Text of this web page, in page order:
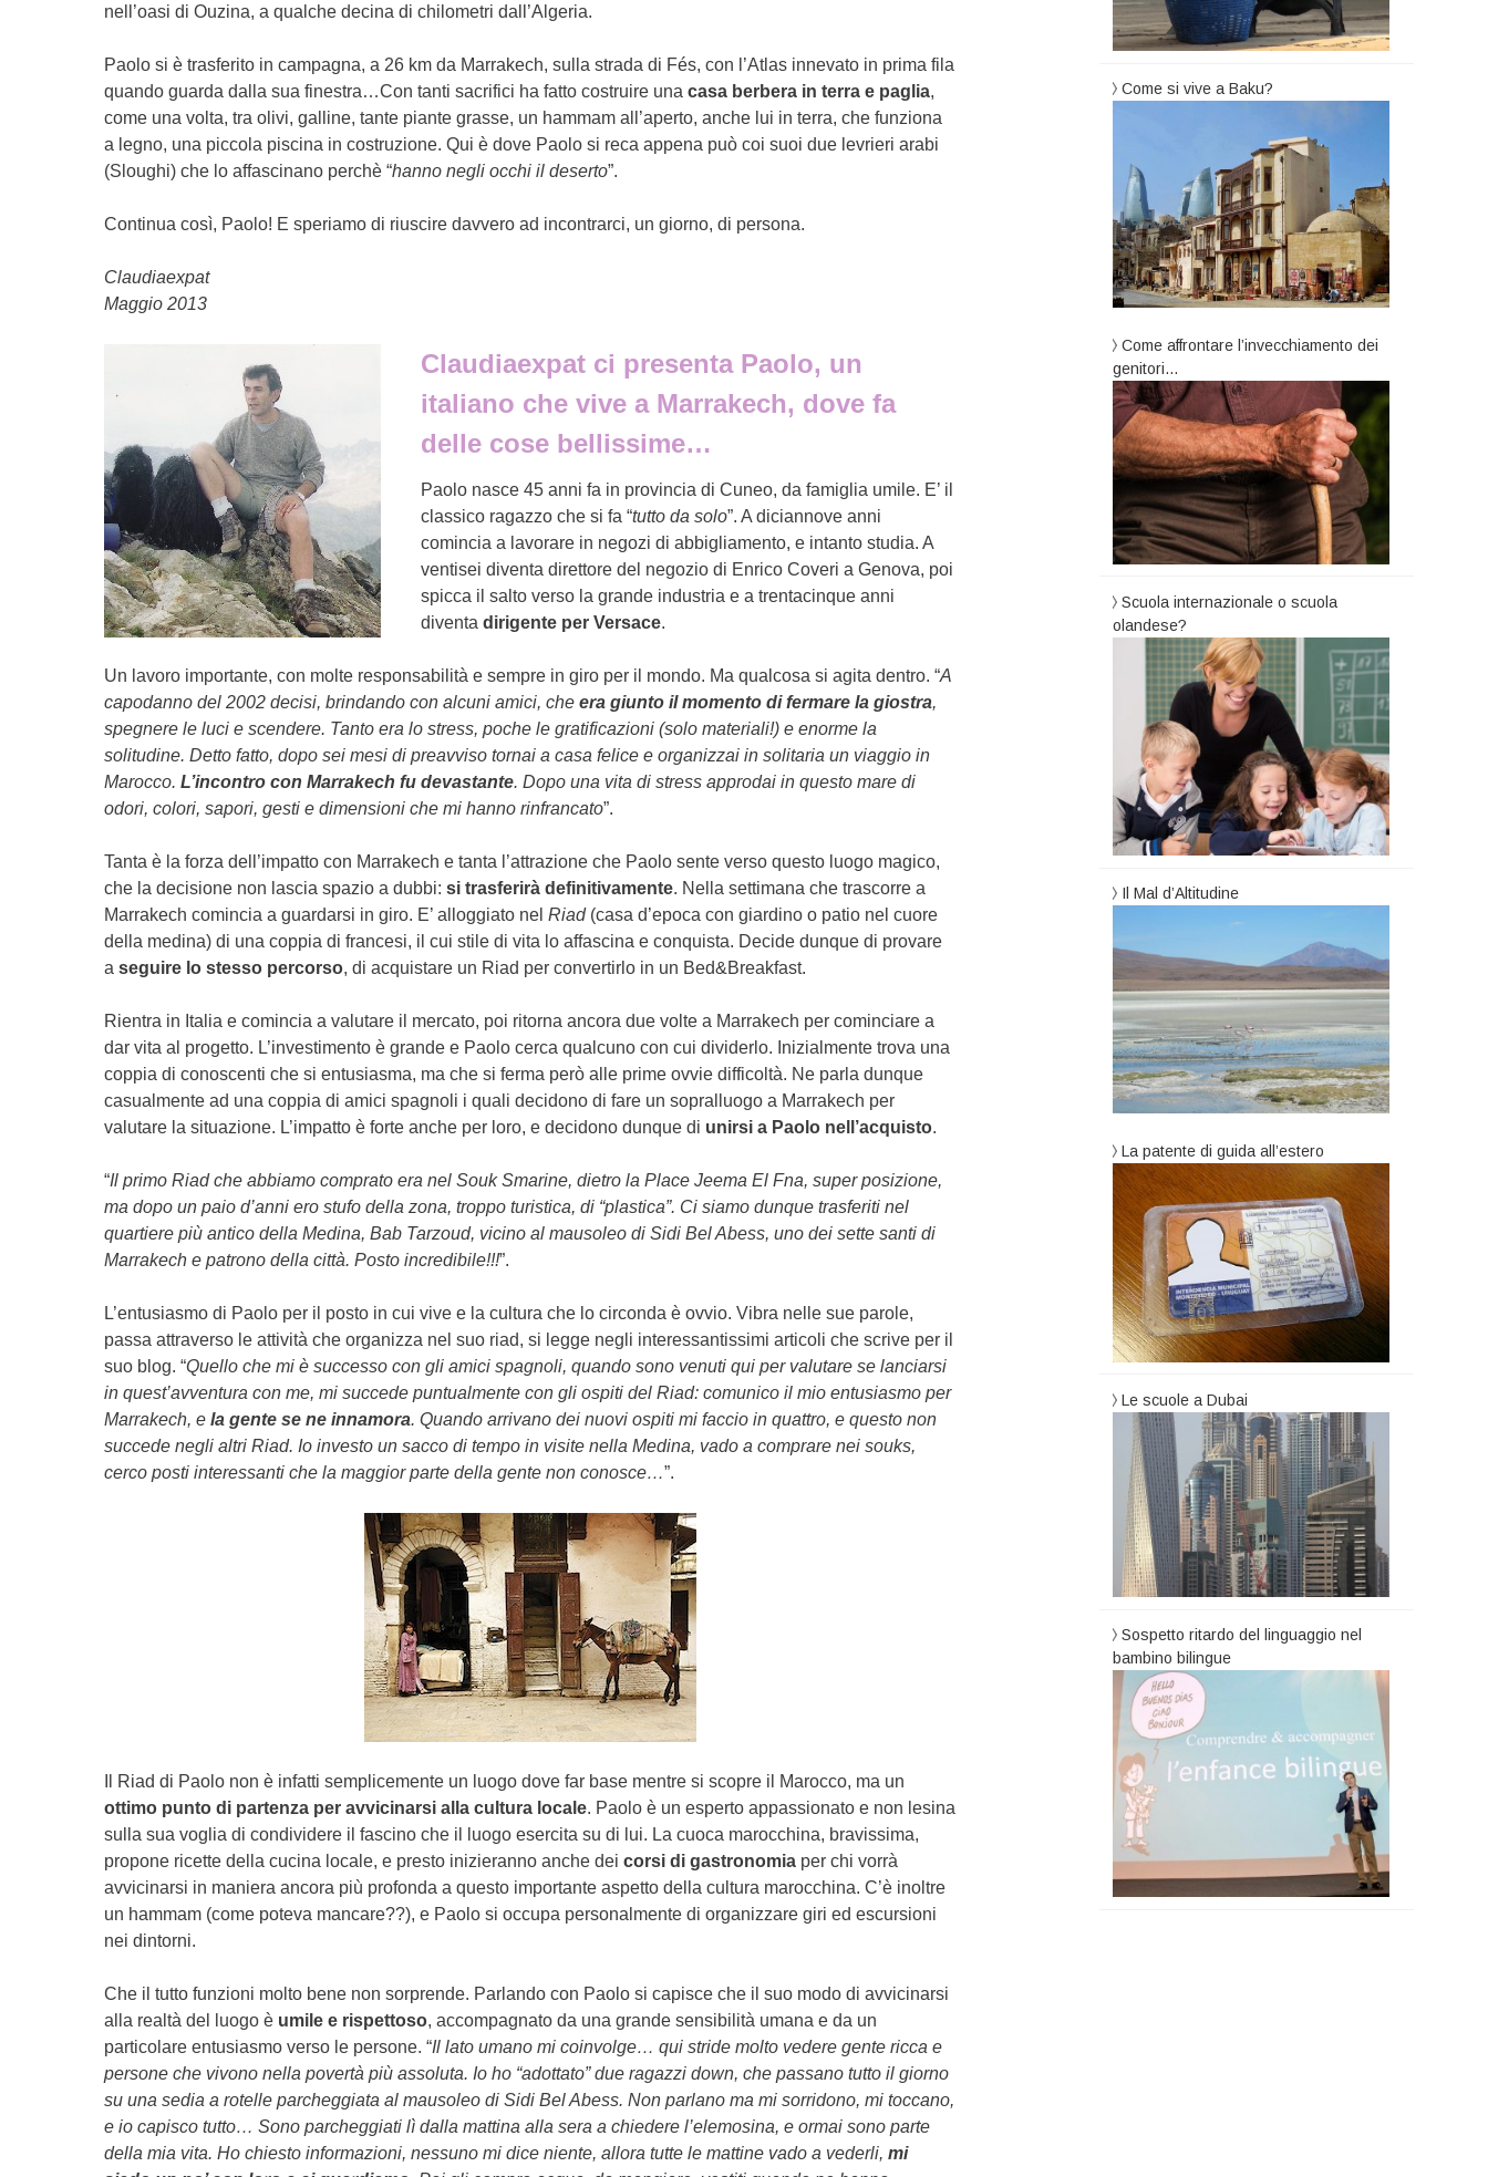
nell’oasi di Ouzina, a qualche decina di chilometri dall’Algeria.
Paolo si è trasferito in campagna, a 26 km da Marrakech, sulla strada di Fés, con l’Atlas innevato in prima fila
quando guarda dalla sua finestra…Con tanti sacrifici ha fatto costruire unacasa berbera in terra e paglia,
come una volta, tra olivi, galline, tante piante grasse, un hammam all’aperto, anche lui in terra, che funziona
a legno, una piccola piscina in costruzione. Qui è dove Paolo si reca appena può coi suoi due levrieri arabi
(Sloughi) che lo affascinano perchè “hanno negli occhi il deserto”.
Continua così, Paolo! E speriamo di riuscire davvero ad incontrarci, un giorno, di persona.
Claudiaexpat
Maggio 2013
Claudiaexpat ci presenta Paolo, un
italiano che vive a Marrakech, dove fa
delle cose bellissime…
Paolo nasce 45 anni fa in provincia di Cuneo, da famiglia umile. E’ il
classico ragazzo che si fa “tutto da solo”. A diciannove anni
comincia a lavorare in negozi di abbigliamento, e intanto studia. A
ventisei diventa direttore del negozio di Enrico Coveri a Genova, poi
spicca il salto verso la grande industria e a trentacinque anni
diventadirigente per Versace.
Un lavoro importante, con molte responsabilità e sempre in giro per il mondo. Ma qualcosa si agita dentro. “A
capodanno del 2002 decisi, brindando con alcuni amici, cheera giunto il momento di fermare la giostra,
spegnere le luci e scendere. Tanto era lo stress, poche le gratificazioni (solo materiali!) e enorme la
solitudine. Detto fatto, dopo sei mesi di preavviso tornai a casa felice e organizzai in solitaria un viaggio in
Marocco.L’incontro con Marrakech fu devastante. Dopo una vita di stress approdai in questo mare di
odori, colori, sapori, gesti e dimensioni che mi hanno rinfrancato”.
Tanta è la forza dell’impatto con Marrakech e tanta l’attrazione che Paolo sente verso questo luogo magico,
che la decisione non lascia spazio a dubbi:si trasferirà definitivamente. Nella settimana che trascorre a
Marrakech comincia a guardarsi in giro. E’ alloggiato nelRiad(casa d’epoca con giardino o patio nel cuore
della medina) di una coppia di francesi, il cui stile di vita lo affascina e conquista. Decide dunque di provare
aseguire lo stesso percorso, di acquistare un Riad per convertirlo in un Bed&Breakfast.
Rientra in Italia e comincia a valutare il mercato, poi ritorna ancora due volte a Marrakech per cominciare a
dar vita al progetto. L’investimento è grande e Paolo cerca qualcuno con cui dividerlo. Inizialmente trova una
coppia di conoscenti che si entusiasma, ma che si ferma però alle prime ovvie difficoltà. Ne parla dunque
casualmente ad una coppia di amici spagnoli i quali decidono di fare un sopralluogo a Marrakech per
valutare la situazione. L’impatto è forte anche per loro, e decidono dunque di unirsi a Paolo nell’acquisto.
“Il primo Riad che abbiamo comprato era nel Souk Smarine, dietro la Place Jeema El Fna, super posizione,
ma dopo un paio d’anni ero stufo della zona, troppo turistica, di “plastica”. Ci siamo dunque trasferiti nel
quartiere più antico della Medina, Bab Tarzoud, vicino al mausoleo di Sidi Bel Abess, uno dei sette santi di
Marrakech e patrono della città. Posto incredibile!!!”.
L’entusiasmo di Paolo per il posto in cui vive e la cultura che lo circonda è ovvio. Vibra nelle sue parole,
passa attraverso le attività che organizza nel suo riad, si legge negli interessantissimi articoli che scrive per il
suo blog. “Quello che mi è successo con gli amici spagnoli, quando sono venuti qui per valutare se lanciarsi
in quest’avventura con me, mi succede puntualmente con gli ospiti del Riad: comunico il mio entusiasmo per
Marrakech, ela gente se ne innamora. Quando arrivano dei nuovi ospiti mi faccio in quattro, e questo non
succede negli altri Riad. Io investo un sacco di tempo in visite nella Medina, vado a comprare nei souks,
cerco posti interessanti che la maggior parte della gente non conosce…”.
Il Riad di Paolo non è infatti semplicemente un luogo dove far base mentre si scopre il Marocco, ma un
ottimo punto di partenza per avvicinarsi alla cultura locale. Paolo è un esperto appassionato e non lesina
sulla sua voglia di condividere il fascino che il luogo esercita su di lui. La cuoca marocchina, bravissima,
propone ricette della cucina locale, e presto inizieranno anche deicorsi di gastronomia per chi vorrà
avvicinarsi in maniera ancora più profonda a questo importante aspetto della cultura marocchina. C’è inoltre
un hammam (come poteva mancare??), e Paolo si occupa personalmente di organizzare giri ed escursioni
nei dintorni.
Che il tutto funzioni molto bene non sorprende. Parlando con Paolo si capisce che il suo modo di avvicinarsi
alla realtà del luogo è umile e rispettoso, accompagnato da una grande sensibilità umana e da un
particolare entusiasmo verso le persone. “Il lato umano mi coinvolge… qui stride molto vedere gente ricca e
persone che vivono nella povertà più assoluta. Io ho “adottato” due ragazzi down, che passano tutto il giorno
su una sedia a rotelle parcheggiata al mausoleo di Sidi Bel Abess. Non parlano ma mi sorridono, mi toccano,
e io capisco tutto… Sono parcheggiati lì dalla mattina alla sera a chiedere l’elemosina, e ormai sono parte
della mia vita. Ho chiesto informazioni, nessuno mi dice niente, allora tutte le mattine vado a vederli,mi
Come si vive a Baku?
Come affrontare l’invecchiamento dei
genitori…
Scuola internazionale o scuola
olandese?
Il Mal d’Altitudine
La patente di guida all’estero
Le scuole a Dubai
Sospetto ritardo del linguaggio nel
bambino bilingue